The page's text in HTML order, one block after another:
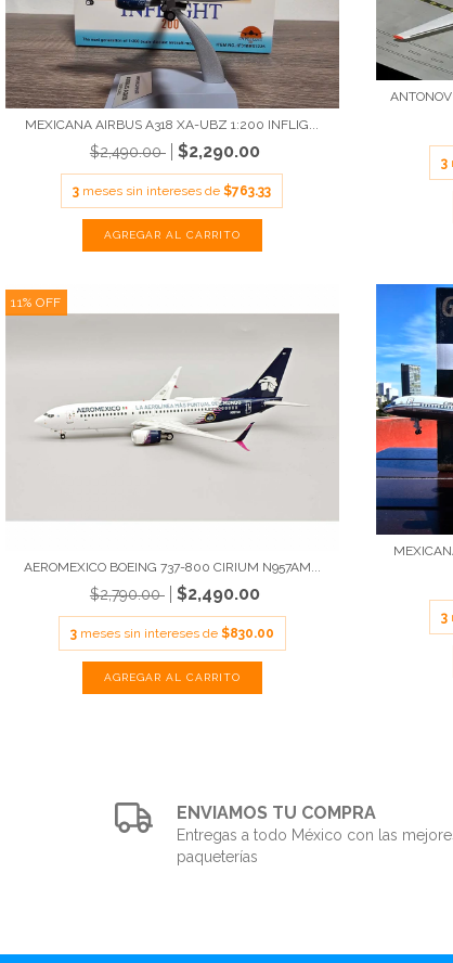
MEXICANA AIRBUS A318 XA-UBZ 1:200 INFLIG...
$2,490.00 $2,290.00
3 meses sin intereses de$763.33
3
11% OFF
AEROMEXICO BOEING 737-800 CIRIUM N957AM...
$2,790.00 $2,490.00
3 meses sin intereses de $830.00
3
ENVIAMOS TU COMPRA
Entregas a todo México con las
paqueterías